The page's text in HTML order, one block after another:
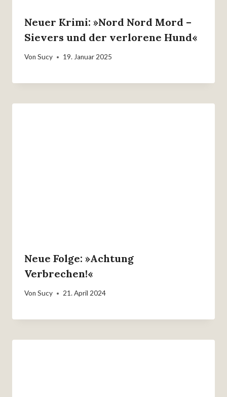
Neuer Krimi: »Nord Nord Mord –
Sievers und der verlorene Hund«
Von Sucy 19. Januar 2025
Neue Folge: »Achtung
Verbrechen!«
Von Sucy 21. April 2024